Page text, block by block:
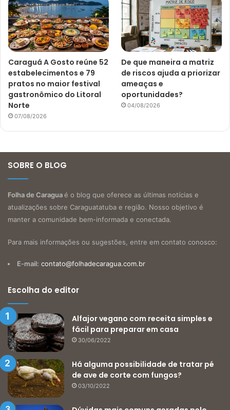
Caraguá A Gosto reúne 52
estabelecimentos e 79
pratos no maior festival
gastronômico do Litoral
Norte
07/08/2026
De que maneira a matriz
de riscos ajuda a priorizar
ameaças e
oportunidades?
04/08/2026
SOBRE O BLOG
Folha de Caraguaé o blog que oferece as últimas notícias e
atualizações sobre Caraguatatuba e região. Nosso objetivo é
manter a comunidade bem-informada e conectada.
Para mais informações ou sugestões, entre em contato conosco:
E-mail: contato@folhadecaragua.com.br
Escolha do editor
Alfajor vegano com receita simples e
fácil para preparar em casa
30/06/2022
Há alguma possibilidade de tratar pé
de ave de corte com fungos?
03/10/2022